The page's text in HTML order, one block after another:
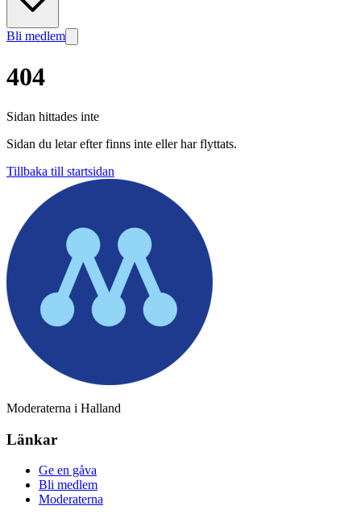
Bli medlem
404
Sidan hittades inte
Sidan du letar efter finns inte eller har flyttats.
Tillbaka till startsidan
Moderaterna i Halland
Länkar
Ge en gåva
Bli medlem
Moderaterna